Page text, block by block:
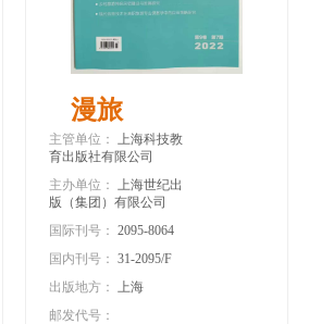
漫旅
主管单位： 上海科技教
育出版社有限公司
主办单位： 上海世纪出
版（集团）有限公司
国际刊号： 2095-8064
国内刊号： 31-2095/F
出版地方： 上海
邮发代号：